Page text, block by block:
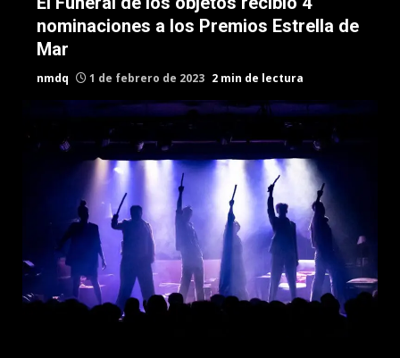
nominaciones a los Premios Estrella de
Mar
nmdq 1 de febrero de 2023 2 min de lectura